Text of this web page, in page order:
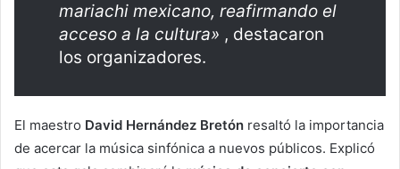
mariachi mexicano, reafirmando el
acceso a la cultura» , destacaron
los organizadores.
El maestro David Hernández Bretón resaltó la importancia
de acercar la música sinfónica a nuevos públicos. Explicó